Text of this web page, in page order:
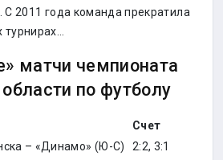
С 2011 года команда прекратила
матчи чемпионата
по футболу
Счет
– «Динамо» (Ю-С)
2:2, 3:1